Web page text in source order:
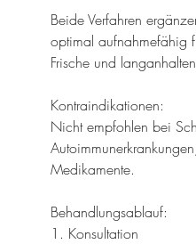
Beide Verfahren
optimal aufnahmefähig
Frische und
Kontraindikationen:
Nicht empfohlen bei
Medikamente.
Behandlungsablauf:
1. Konsultation